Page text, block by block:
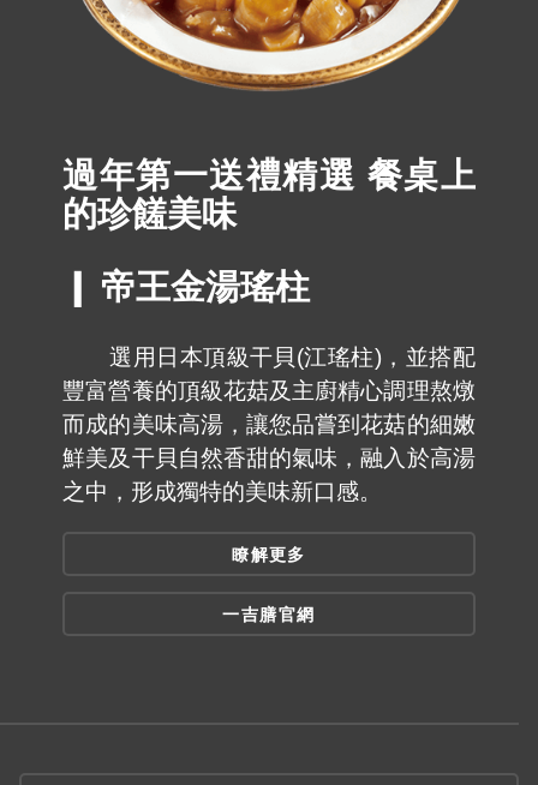
過年第一送禮精選 餐桌上
的珍饈美味
❙ 帝王金湯瑤柱
選用日本頂級干貝(江瑤柱)，並搭配
豐富營養的頂級花菇及主廚精心調理熬燉
而成的美味高湯，讓您品嘗到花菇的細嫩
鮮美及干貝自然香甜的氣味，融入於高湯
之中，形成獨特的美味新口感。
瞭解更多
一吉膳官網